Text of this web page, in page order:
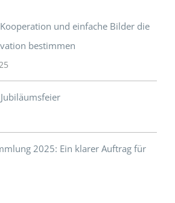
und einfache Bilder die
bestimmen
2025: Ein klarer Auftrag für